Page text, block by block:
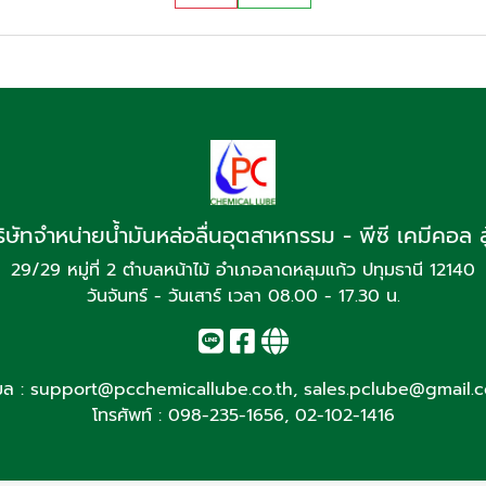
ษัทจำหน่ายน้ำมันหล่อลื่นอุตสาหกรรม - พีซี เคมีคอล
29/29 หมู่ที่ 2 ตำบลหน้าไม้ อำเภอลาดหลุมแก้ว ปทุมธานี 12140
วันจันทร์ - วันเสาร์ เวลา 08.00 - 17.30 น.
ล : support@pcchemicallube.co.th,
โทรศัพท์ : 098-235-1656, 02-102-1416